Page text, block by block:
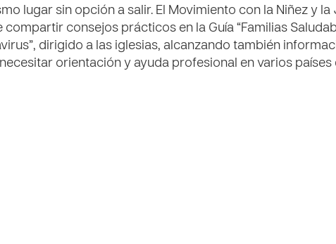
lugar sin opción a salir. El Movimiento con la Niñez y
compartir consejos prácticos en la Guía “Familias
dirigido a las iglesias, alcanzando también
orientación y ayuda profesional en varios países